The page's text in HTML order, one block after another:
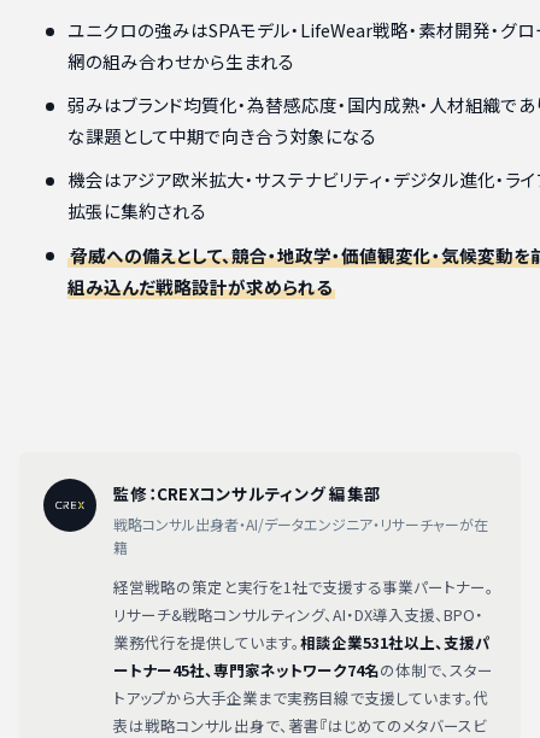
ユニクロの強みはSPAモデル・LifeWear戦略・素材開発・グ
網の組み合わせから生まれる
弱みはブランド均質化・為替感応度・国内成熟・人材組織であ
な課題として中期で向き合う対象になる
機会はアジア欧米拡大・サステナビリティ・デジタル進化・ラ
拡張に集約される
脅威への備えとして、競合・地政学・価値観変化・気候変動
組み込んだ戦略設計が求められる
監修：CREXコンサルティング 編集部
戦略コンサル出身者・AI/データエンジニア・リサーチャーが在
籍
経営戦略の策定と実行を1社で支援する事業パートナー。
リサーチ&戦略コンサルティング、AI・DX導入支援、BPO・
業務代行を提供しています。相談企業531社以上、支援パ
ートナー45社、専門家ネットワーク74名の体制で、スター
トアップから大手企業まで実務目線で支援しています。代
表は戦略コンサル出身で、著書『はじめてのメタバースビ